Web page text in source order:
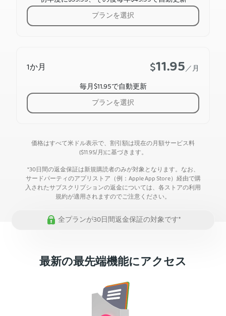
1か月 $11.95／月
毎月$11.95で自動更新
プランを選択
プランを選択
価格はすべて米ドル表示で、割引額は現在の月額サービス料
($11.95/月)に基づきます。
*30日間の返金保証は新規購読者のみが対象となります。なお、
サードパーティのアプリストア（例：Apple App Store）経由で購
入されたサブスクリプションの返金については、各ストアの利用
規約が適用されますのでご注意ください。
全プランが30日間返金保証の対象です*
最新の最先端機能にアクセス